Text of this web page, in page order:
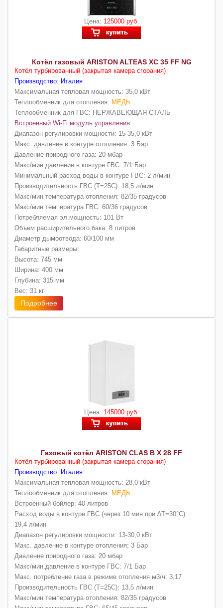
Цена: 125000 руб
Котёл газовый ARISTON ALTEAS XC 35 FF NG
Котёл турбированный (закрытая камера сгорания)
Производство: Италия
Максимальная тепловая мощность: 35,0 кВт
Теплообменник для отопления: МЕДЬ
Теплообменник для ГВС: НЕРЖАВЕЮЩАЯ СТАЛЬ
Встроенный Wi-Fi модуль управления
Диапазон регулировки мощности: 15-35,0 кВт
Макс. давление в контуре отопления: 3 Бар
Давление природного газа: 20 мбар
Макс/мин.давление в контуре ГВС: 7/1 Бар
Минимальный расход воды в контуре ГВС: 2 л/мин
Производительность ГВС (Т=25С): 18,5 л/мин
Макс/мин температура отопления: 82/35 градусов
Макс/мин температура ГВС: 60/36 градусов
Потребляемая эл.мощность: 101 Вт
Объем расширительного бака: 8 литров
Диаметр дымоотвода: 60/100 мм
Габаритные размеры:
Высота: 745 мм
Ширина: 400 мм
Глубина: 315 мм
Вес: 31 кг
Подробнее
Цена: 145000 руб
Газовый котёл ARISTON CLAS B X 28 FF
Котёл турбированный (закрытая камера сгорания)
Производство: Италия
Максимальная тепловая мощность: 28,0 кВт
Теплообменник для отопления: МЕДЬ
Встроенный бойлер: 40 литров
Расход воды в контуре ГВС (через 10 мин при ∆Т=30°С):
19,4 л/мин
Диапазон регулировки мощности: 13-30,0 кВт
Макс. давление в контуре отопления: 3 Бар
Давление природного газа: 20 мбар
Макс/мин.давление в контуре ГВС: 7/1 Бар
Макс. потребление газа в режиме отопления м3/ч: 3,17
Производительность ГВС (Т=25С): 13,5 л/мин
Макс/мин температура отопления: 82/35 градусов